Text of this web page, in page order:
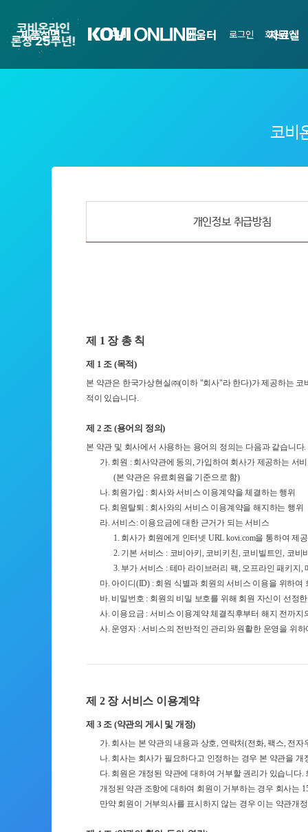
로그인 회원가입
제품설명 구매 배움터 자료실
코비
개인정보 취급방침
제 1 장 총 칙
제 1 조 (목적)
본 약관은 한국가상현실㈜(이하 "회사"라 한다)가 제공하는
적이 있습니다.
제 2 조 (용어의 정의)
본 약관 및 회사에서 사용하는 용어의 정의는 다음과 같습니다.
가. 회원 : 회사약관에 동의, 가입하여 회사가 제공하는 서
(본 약관은 유료회원을 기준으로 함)
나. 회원가입 : 회사와 서비스 이용계약을 체결하는 행위
다. 회원탈퇴 : 회사와의 서비스 이용계약을 해지하는 행위
라. 서비스: 이용요금에 대한 근거가 되는 서비스
1. 회사가 회원에게 인터넷 URL kovi.com을 통하여 제
2. 기본 서비스 : 코비아키, 코비키친, 코비빌트인, 코비
3. 부가 서비스 : 테마 라이브러리 팩, 오프라인 패키지,
마. 아이디(ID) : 회원 식별과 회원의 서비스 이용을 위하
바. 비밀번호 : 회원의 비밀 보호를 위해 회원 자신이 선정
사. 이용요금 : 서비스 이용계약 체결직후부터 해지 전까
사. 운영자 : 서비스의 전반적인 관리와 원활한 운영을 위
제 2 장 서비스 이용계약
제 3 조 (약관의 게시 및 개정)
가. 회사는 본 약관의 내용과 상호, 연락처(전화, 팩스, 전
나. 회사는 회사가 필요하다고 인정하는 경우 본 약관을
다. 회원은 개정된 약관에 대하여 거부할 권리가 있습니다
개정된 약관 조항에 대하여 회원이 거부하는 경우 회사는
만약 회원이 거부의사를 표시하지 않는 경우 이는 약관개